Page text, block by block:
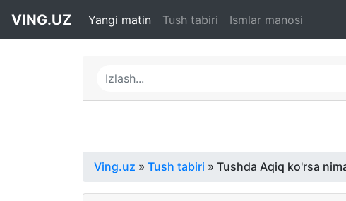
VING.UZ Yangi matin Tush tabiri Ismlar manosi
Ving.uz » Tush tabiri » Tushda Aqiq ko'rsa